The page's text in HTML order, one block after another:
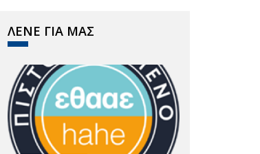
ΛΕΝΕ ΓΙΑ ΜΑΣ